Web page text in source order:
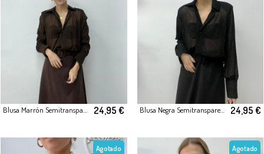
24,95 € Blusa Negra Semitransparente con Detalles de Puntitos 24,95 €
Agotado Agotado